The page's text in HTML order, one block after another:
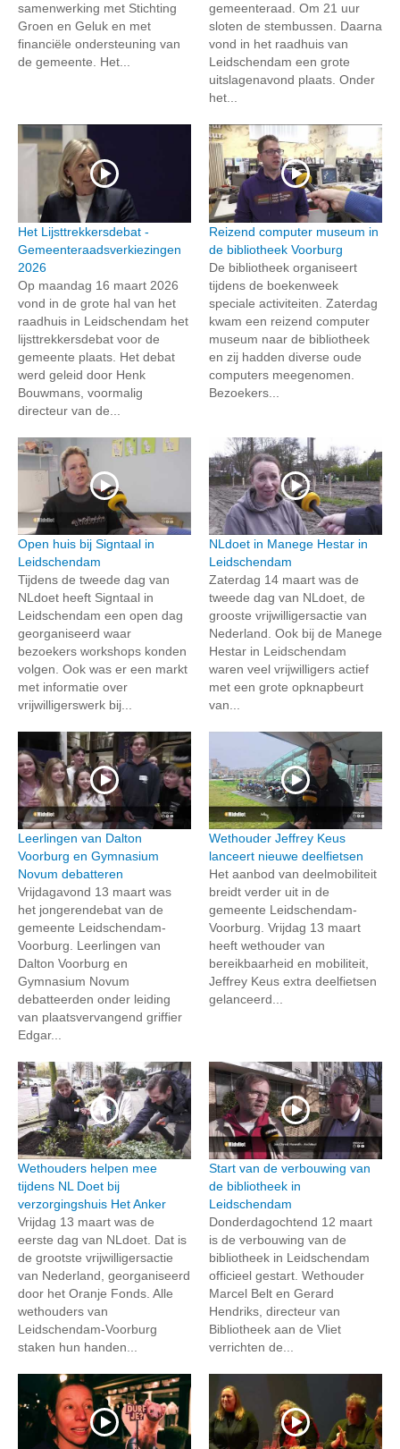
samenwerking met Stichting
Groen en Geluk en met
financiële ondersteuning van
de gemeente. Het...
gemeenteraad. Om 21 uur
sloten de stembussen. Daarna
vond in het raadhuis van
Leidschendam een grote
uitslagenavond plaats. Onder
het...
Het Lijsttrekkersdebat -
Gemeenteraadsverkiezingen
2026
Op maandag 16 maart 2026
vond in de grote hal van het
raadhuis in Leidschendam het
lijsttrekkersdebat voor de
gemeente plaats. Het debat
werd geleid door Henk
Bouwmans, voormalig
directeur van de...
Reizend computer museum in
de bibliotheek Voorburg
De bibliotheek organiseert
tijdens de boekenweek
speciale activiteiten. Zaterdag
kwam een reizend computer
museum naar de bibliotheek
en zij hadden diverse oude
computers meegenomen.
Bezoekers...
Open huis bij Signtaal in
Leidschendam
Tijdens de tweede dag van
NLdoet heeft Signtaal in
Leidschendam een open dag
georganiseerd waar
bezoekers workshops konden
volgen. Ook was er een markt
met informatie over
vrijwilligerswerk bij...
NLdoet in Manege Hestar in
Leidschendam
Zaterdag 14 maart was de
tweede dag van NLdoet, de
grooste vrijwilligersactie van
Nederland. Ook bij de Manege
Hestar in Leidschendam
waren veel vrijwilligers actief
met een grote opknapbeurt
van...
Leerlingen van Dalton
Voorburg en Gymnasium
Novum debatteren
Vrijdagavond 13 maart was
het jongerendebat van de
gemeente Leidschendam-
Voorburg. Leerlingen van
Dalton Voorburg en
Gymnasium Novum
debatteerden onder leiding
van plaatsvervangend griffier
Edgar...
Wethouder Jeffrey Keus
lanceert nieuwe deelfietsen
Het aanbod van deelmobiliteit
breidt verder uit in de
gemeente Leidschendam-
Voorburg. Vrijdag 13 maart
heeft wethouder van
bereikbaarheid en mobiliteit,
Jeffrey Keus extra deelfietsen
gelanceerd...
Wethouders helpen mee
tijdens NL Doet bij
verzorgingshuis Het Anker
Vrijdag 13 maart was de
eerste dag van NLdoet. Dat is
de grootste vrijwilligersactie
van Nederland, georganiseerd
door het Oranje Fonds. Alle
wethouders van
Leidschendam-Voorburg
staken hun handen...
Start van de verbouwing van
de bibliotheek in
Leidschendam
Donderdagochtend 12 maart
is de verbouwing van de
bibliotheek in Leidschendam
officieel gestart. Wethouder
Marcel Belt en Gerard
Hendriks, directeur van
Bibliotheek aan de Vliet
verrichten de...